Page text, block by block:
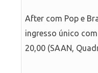
After com Pop e
ingresso único
20,00 (SAAN,